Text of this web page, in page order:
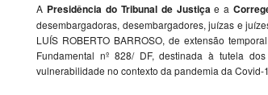
A Presidência do Tribunal de Justiçae a
desembargadoras, desembargadores, juízas e
LUÍS ROBERTO BARROSO, de extensão
Fundamental nº 828/ DF, destinada à tutela
vulnerabilidade no contexto da pandemia da Covid-